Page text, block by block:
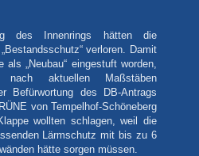
des Innenrings hätten die
verloren. Damit
„Neubau“ eingestuft worden,
aktuellen Maßstäben
Befürwortung des DB-Antrags
von Tempelhof-Schöneberg
wollten schlagen, weil die
Lärmschutz mit bis zu 6
hätte sorgen müssen.